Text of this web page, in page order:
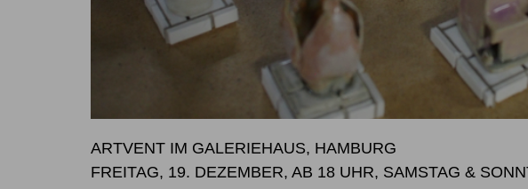
ARTVENT IM GALERIEHAUS, HAMBURG
FREITAG, 19. DEZEMBER, AB 18 UHR, SAMSTAG &